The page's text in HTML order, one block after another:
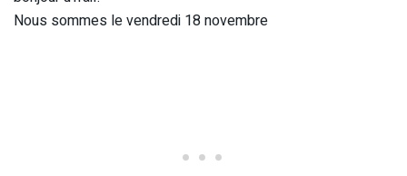
Nous sommes le vendredi 18 novembre